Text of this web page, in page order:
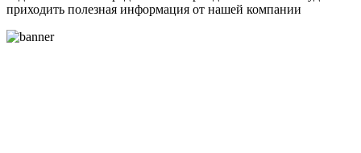
приходить полезная информация от нашей компании